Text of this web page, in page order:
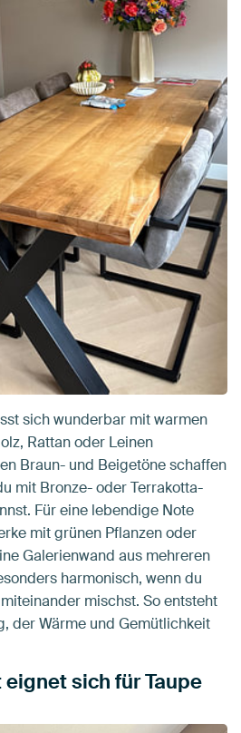
sich wunderbar mit warmen
Rattan oder Leinen
Braun- und Beigetöne schaffen
mit Bronze- oder Terrakotta-
Für eine lebendige Note
mit grünen Pflanzen oder
Galerienwand aus mehreren
harmonisch, wenn du
mischst. So entsteht
der Wärme und Gemütlichkeit
sich für Taupe